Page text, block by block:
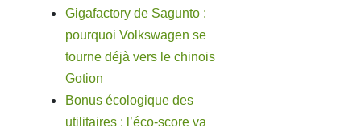
Gigafactory de Sagunto :
pourquoi Volkswagen se
tourne déjà vers le chinois
Gotion
Bonus écologique des
utilitaires : l’éco-score va